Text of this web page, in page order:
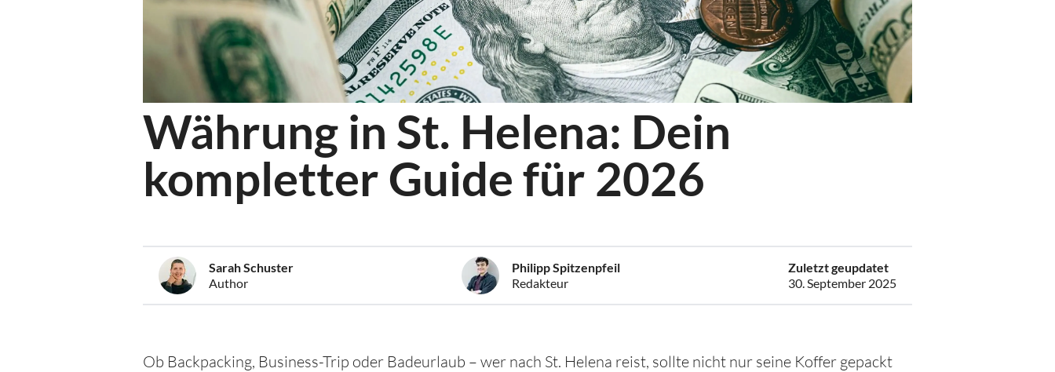
Währung in St. Helena: Dein
kompletter Guide für 2026
Sarah Schuster
Author
Philipp Spitzenpfeil
Redakteur
Zuletzt geupdatet
30. September 2025
Ob Backpacking, Business-Trip oder Badeurlaub – wer nach St. Helena reist, sollte nicht nur seine Koffer gepackt